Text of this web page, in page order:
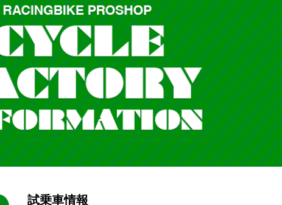
試乗車情報